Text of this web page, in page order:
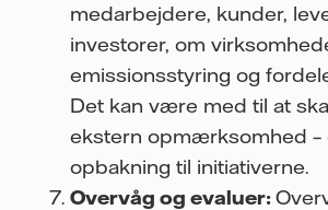
medarbejdere, kunder,
investorer, om
emissionsstyring og
Det kan være med til at
ekstern opmærksomhed –
opbakning til initiativerne.
Overvåg og evaluer: